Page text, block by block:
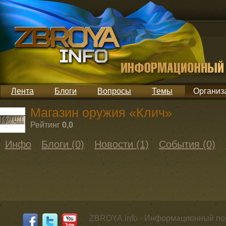
Лента Блоги Вопросы Темы
Магазин оружия «Клич»
Рейтинг 0,0
Инфо Блоги (0) Новости (1) События (0)
ZBROYA.info - Информационный